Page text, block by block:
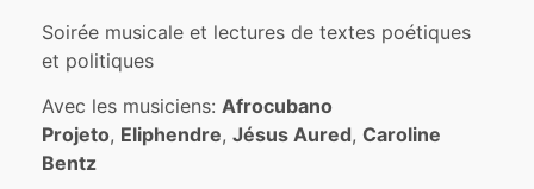
Soirée musicale et lectures de textes poétiques
et politiques
Avec les musiciens:Afrocubano
Projeto, Eliphendre,Jésus Aured,Caroline
Bentz